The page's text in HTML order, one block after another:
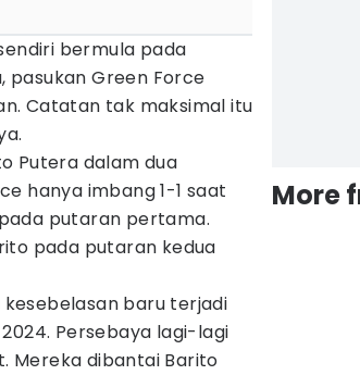
bermula pada
pasukan Green Force
Catatan tak maksimal itu
Putera dalam dua
hanya imbang 1-1 saat
putaran pertama.
pada putaran kedua
baru terjadi
Persebaya lagi-lagi
Mereka dibantai Barito
More